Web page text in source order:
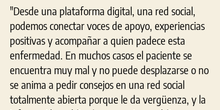
"Desde una plataforma digital, una red social,
podemos conectar voces de apoyo, experiencias
positivas y acompañar a quien padece esta
enfermedad. En muchos casos el paciente se
encuentra muy mal y no puede desplazarse o no
se anima a pedir consejos en una red social
totalmente abierta porque le da vergüenza, y la